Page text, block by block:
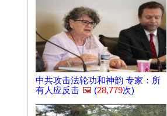
中共攻击法轮功和神韵 专家：所
有人应反击 🖼️ (28,779次)